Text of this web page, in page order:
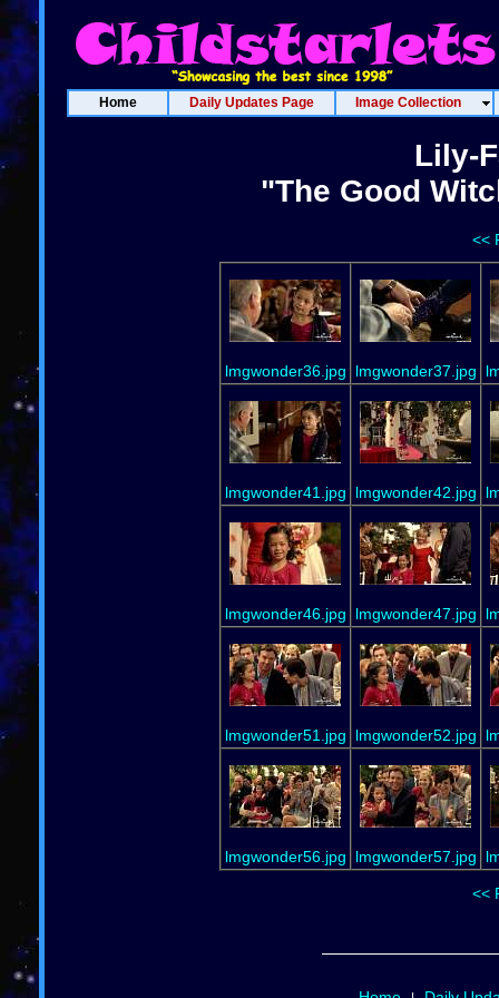
Home Daily Updates Page Image Collection
Lily-
"The Good
<<
lmgwonder36.jpg lmgwonder37.jpg
lmgwonder41.jpg lmgwonder42.jpg
lmgwonder46.jpg lmgwonder47.jpg
lmgwonder51.jpg lmgwonder52.jpg
lmgwonder56.jpg lmgwonder57.jpg
<<